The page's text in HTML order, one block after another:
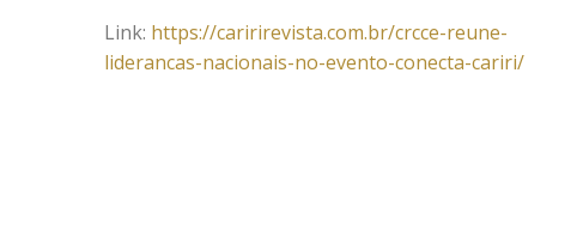
Link: https://caririrevista.com.br/crcce-reune-
liderancas-nacionais-no-evento-conecta-cariri/